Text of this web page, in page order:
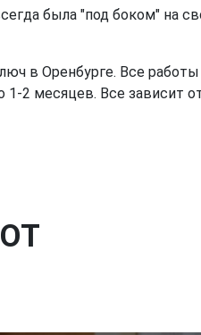
была "под боком" на
в Оренбурге. Все
2 месяцев. Все зависит